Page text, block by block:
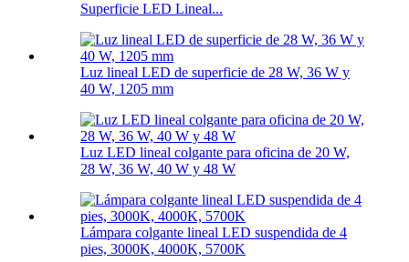
Superficie LED Lineal...
Luz lineal LED de superficie de 28 W, 36 W y
40 W, 1205 mm
Luz LED lineal colgante para oficina de 20 W,
28 W, 36 W, 40 W y 48 W
Lámpara colgante lineal LED suspendida de 4
pies, 3000K, 4000K, 5700K